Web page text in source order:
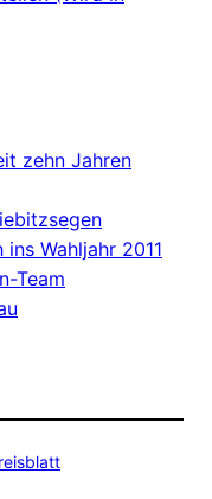
zehn Jahren
Wahljahr 2011
Team